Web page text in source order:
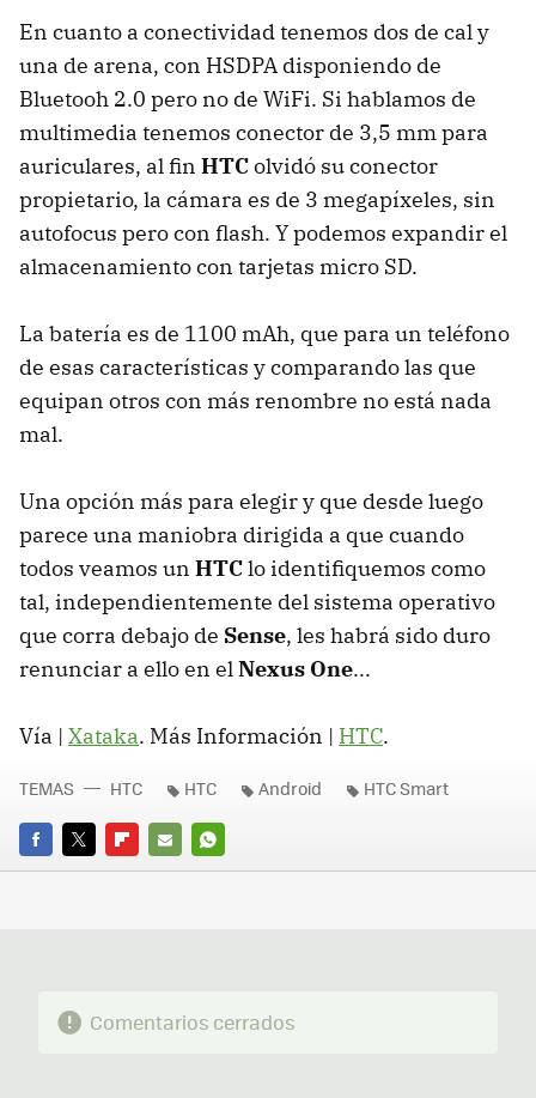
En cuanto a conectividad tenemos dos de cal y
una de arena, con HSDPA disponiendo de
Bluetooh 2.0 pero no de WiFi. Si hablamos de
multimedia tenemos conector de 3,5 mm para
auriculares, al fin HTColvidó su conector
propietario, la cámara es de 3 megapíxeles, sin
autofocus pero con flash. Y podemos expandir el
almacenamiento con tarjetas micro SD.
La batería es de 1100 mAh, que para un teléfono
de esas características y comparando las que
equipan otros con más renombre no está nada
mal.
Una opción más para elegir y que desde luego
parece una maniobra dirigida a que cuando
todos veamos un HTClo identifiquemos como
tal, independientemente del sistema operativo
que corra debajo de Sense, les habrá sido duro
renunciar a ello en elNexus One...
Vía | Xataka. Más Información | HTC.
FACEBOOK
TWITTERFLIPBOARD
E-
WHATSAPP
TEMAS HTC HTC Android HTC Smart
Comentarios cerrados